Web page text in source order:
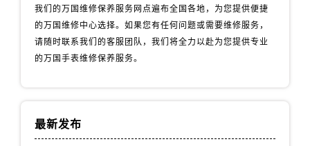
我们的万国维修保养服务网点遍布全国各地，为您提供便捷
的万国维修中心选择。如果您有任何问题或需要维修服务，
请随时联系我们的客服团队，我们将全力以赴为您提供专业
的万国手表维修保养服务。
最新发布